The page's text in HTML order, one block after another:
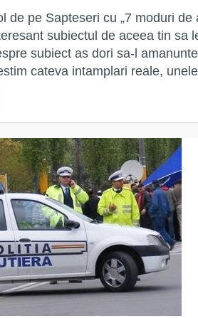
de pe Sapteseri cu „7 moduri de
subiectul de aceea tin sa
subiect as dori sa-l
cateva intamplari reale,